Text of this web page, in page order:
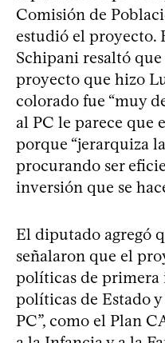
Comisión de
estudió el proyecto.
Schipani resaltó
proyecto que hizo
colorado fue “muy
al PC le parece que
porque “jerarquiza
procurando ser
inversión que se
El diputado agregó
señalaron que el
políticas de primera
políticas de Estado
PC”, como el Plan